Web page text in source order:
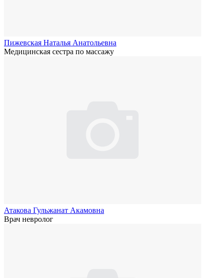
Пижевская Наталья Анатольевна
Медицинская сестра по массажу
Атакова Гульжанат Акамовна
Врач невролог